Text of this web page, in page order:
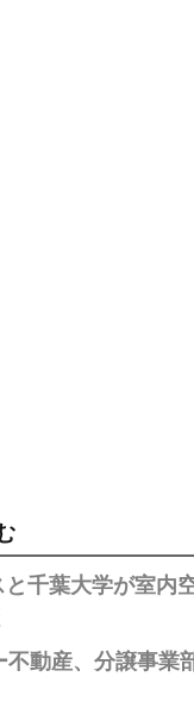
千葉大学が室内
不動産、分譲事業